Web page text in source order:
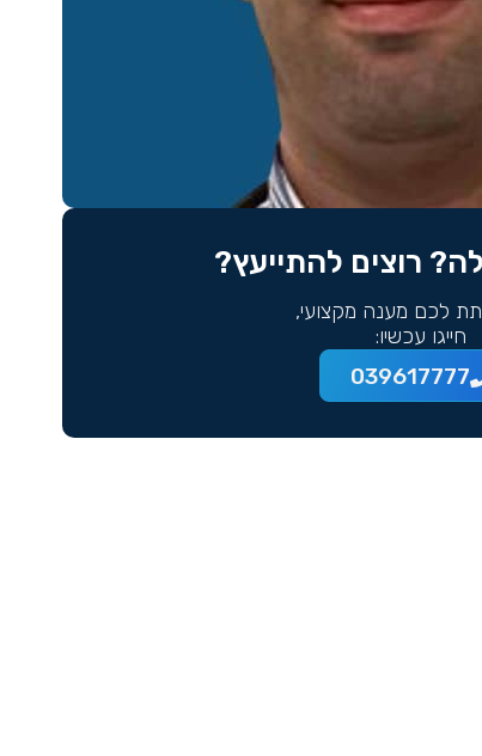
רוצים להתייעץ?
לכם מענה מקצועי,
חייגו עכשיו:
039617777